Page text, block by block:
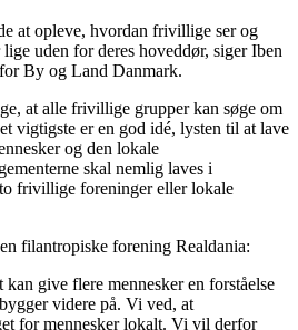
at opleve, hvordan frivillige ser og
uden for deres hoveddør, siger Iben
By og Land Danmark.
at alle frivillige grupper kan søge om
vigtigste er en god idé, lysten til at lave
og den lokale
skal nemlig laves i
frivillige foreninger eller lokale
filantropiske forening Realdania:
give flere mennesker en forståelse
videre på. Vi ved, at
for mennesker lokalt. Vi vil derfor